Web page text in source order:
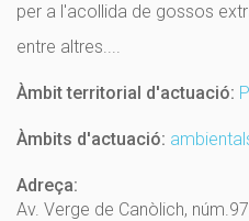
per a l'acollida de gossos
entre altres....
Àmbit territorial d'actuació:
Àmbits d'actuació:
Adreça:
Av. Verge de Canòlich,